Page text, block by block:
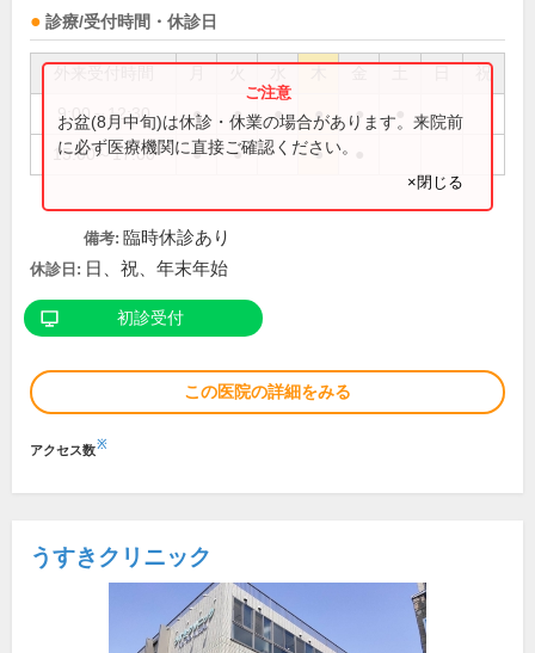
診療/受付時間・休診日
祝
9:00～12:30 ● ● ● ● ●
15:00～17:00 ● ● ●
お盆(8月中旬)は休診・休業の場合があります。来院前
に必ず医療機関に直接ご確認ください。
×閉じる
備考: 臨時休診あり
休診日: 日、祝、年末年始
初診受付
この医院の詳細をみる
アクセス数※
うすきクリニック